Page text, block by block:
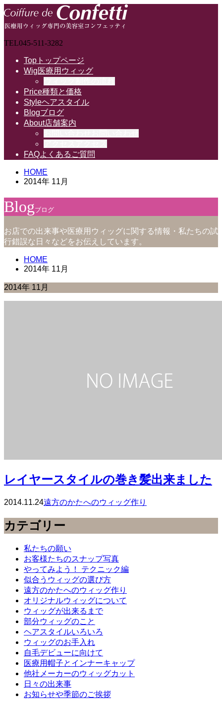
TEL045-511-3282
Top トップページ
Wig医療用ウィッグ
Price種類と価格
Styleヘアスタイル
Blogブログ
About店舗案内
FAQよくあるご質問
HOME
2014年 11月
Blogブログ
お店での出来事や医療用ウィッグに関する情報・私たちの試
行錯誤な日々などをお伝えしています。
HOME
2014年 11月
2014年 11月
レイヤースタイルの巻き髪出来ました
2014.11.24遠方のかたへのウィッグ作り
カテゴリー
私たちの願い
お客様たちのスナップ写真
やってみよう！ テクニック編
似合うウィッグの選び方
遠方のかたへのウィッグ作り
オリジナルウィッグについて
ウィッグが出来るまで
部分ウィッグのこと
ヘアスタイルいろいろ
ウィッグのお手入れ
自毛デビューに向けて
医療用帽子とインナーキャップ
他社メーカーのウィッグカット
日々の出来事
お知らせや季節のご挨拶